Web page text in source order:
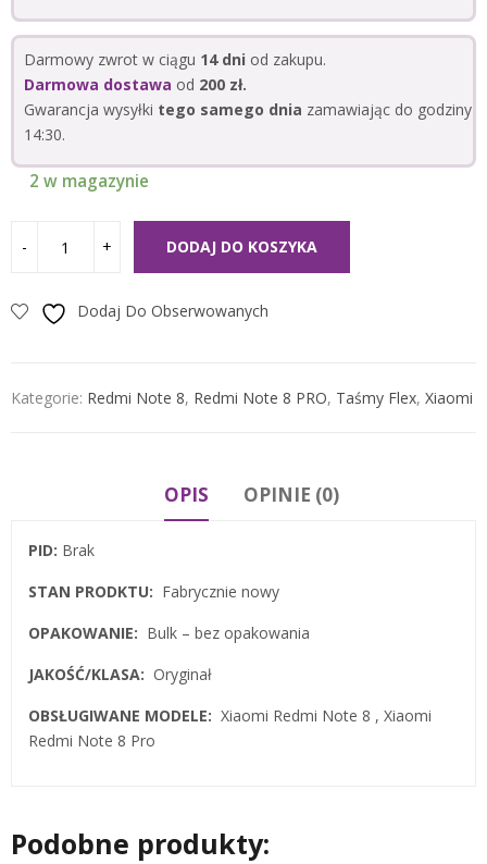
Darmowy zwrot w ciągu 14 dni od zakupu.
Darmowa dostawa od 200 zł.
Gwarancja wysyłki tego samego dnia zamawiając do godziny
14:30.
2 w magazynie
DODAJ DO KOSZYKA
Dodaj Do Obserwowanych
Kategorie: Redmi Note 8, Redmi Note 8 PRO, Taśmy Flex, Xiaomi
OPIS OPINIE (0)
PID: Brak
STAN PRODKTU: Fabrycznie nowy
OPAKOWANIE: Bulk – bez opakowania
JAKOŚĆ/KLASA: Oryginał
OBSŁUGIWANE MODELE: Xiaomi Redmi Note 8 , Xiaomi
Redmi Note 8 Pro
Podobne produkty: